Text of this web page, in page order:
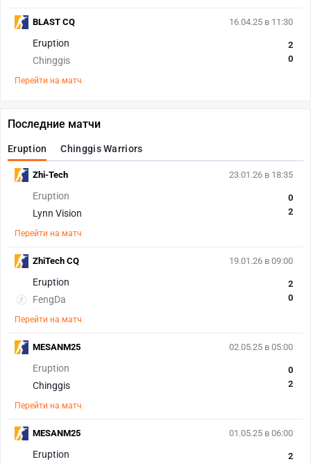
16.04.25 в 11:30
Eruption
Chinggis
2
0
Перейти на матч
BLAST CQ
Последние матчи
Eruption Chinggis Warriors
23.01.26 в 18:35
Eruption
Lynn Vision
0
2
Перейти на матч
Zhi-Tech
19.01.26 в 09:00
Eruption
FengDa
2
0
Перейти на матч
ZhiTech CQ
02.05.25 в 05:00
Eruption
Chinggis
0
2
Перейти на матч
MESANM25
01.05.25 в 06:00
Eruption 2
MESANM25